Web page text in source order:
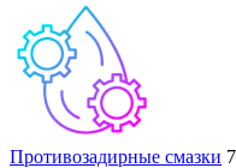
Противозадирные смазки